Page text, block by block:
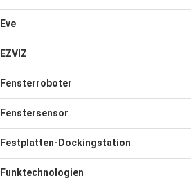
Eve
EZVIZ
Fensterroboter
Fenstersensor
Festplatten-Dockingstation
Funktechnologien